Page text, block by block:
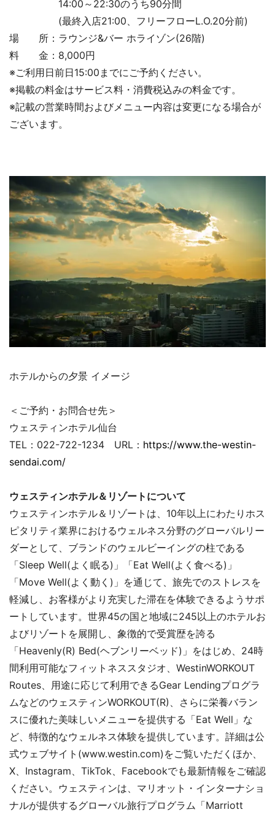
14:00～22:30のうち90分間
(最終入店21:00、フリーフローL.O.20分前)
場 所：ラウンジ&バー ホライゾン(26階)
料 金：8,000円
※ご利用日前日15:00までにご予約ください。
※掲載の料金はサービス料・消費税込みの料金です。
※記載の営業時間およびメニュー内容は変更になる場合が
ございます。
ホテルからの夕景 イメージ
＜ご予約・お問合せ先＞
ウェスティンホテル仙台
TEL：022-722-1234 URL： https://www.the-westin-
sendai.com/
ウェスティンホテル＆リゾートについて
ウェスティンホテル＆リゾートは、10年以上にわたりホス
ピタリティ業界におけるウェルネス分野のグローバルリー
ダーとして、ブランドのウェルビーイングの柱である
「Sleep Well(よく眠る)」「Eat Well(よく食べる)」
「Move Well(よく動く)」を通じて、旅先でのストレスを
軽減し、お客様がより充実した滞在を体験できるようサポ
ートしています。世界45の国と地域に245以上のホテルお
よびリゾートを展開し、象徴的で受賞歴を誇る
「Heavenly(R) Bed(ヘブンリーベッド)」をはじめ、24時
間利用可能なフィットネススタジオ、WestinWORKOUT
Routes、用途に応じて利用できるGear Lendingプログラ
ムなどのウェスティンWORKOUT(R)、さらに栄養バラン
スに優れた美味しいメニューを提供する「Eat Well」な
ど、特徴的なウェルネス体験を提供しています。詳細は公
式ウェブサイト(www.westin.com)をご覧いただくほか、
X、Instagram、TikTok、Facebookでも最新情報をご確認
ください。ウェスティンは、マリオット・インターナショ
ナルが提供するグローバル旅行プログラム「Marriott